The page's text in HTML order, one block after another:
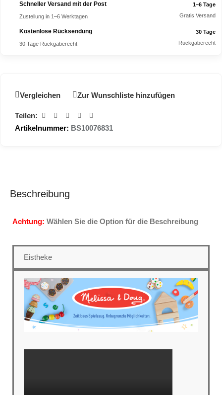
Schneller Versand mit der Post
Zustellung in 1–6 Werktagen
1–6 Tage
Gratis Versand
Kostenlose Rücksendung
30 Tage Rückgaberecht
30 Tage
Rückgaberecht
Vergleichen Zur Wunschliste hinzufügen
Teilen:
Artikelnummer: BS10076831
Beschreibung
Achtung: Wählen Sie die Option für die Beschreibung
Eistheke